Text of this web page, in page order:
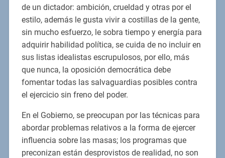
de un dictador: ambición, crueldad y otras por el
estilo, además le gusta vivir a costillas de la gente,
sin mucho esfuerzo, le sobra tiempo y energía para
adquirir habilidad política, se cuida de no incluir en
sus listas idealistas escrupulosos, por ello, más
que nunca, la oposición democrática debe
fomentar todas las salvaguardias posibles contra
el ejercicio sin freno del poder.
En el Gobierno, se preocupan por las técnicas para
abordar problemas relativos a la forma de ejercer
influencia sobre las masas; los programas que
preconizan están desprovistos de realidad, no son